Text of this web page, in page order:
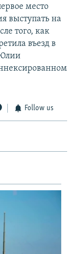
место
выступать на
того, как
въезд в
Юлии
Follow us